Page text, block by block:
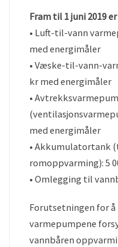
Fram til 1 juni 2019
• Luft-til-vann
med energimåler
• Væske-til-vann-
kr med energimåler
•
med energimåler
• Akkumulatortank
romoppvarming): 5
• Omlegging til
Forutsetningen for
varmepumpene
vannbåren